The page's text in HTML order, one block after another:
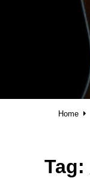
Home
Tag: